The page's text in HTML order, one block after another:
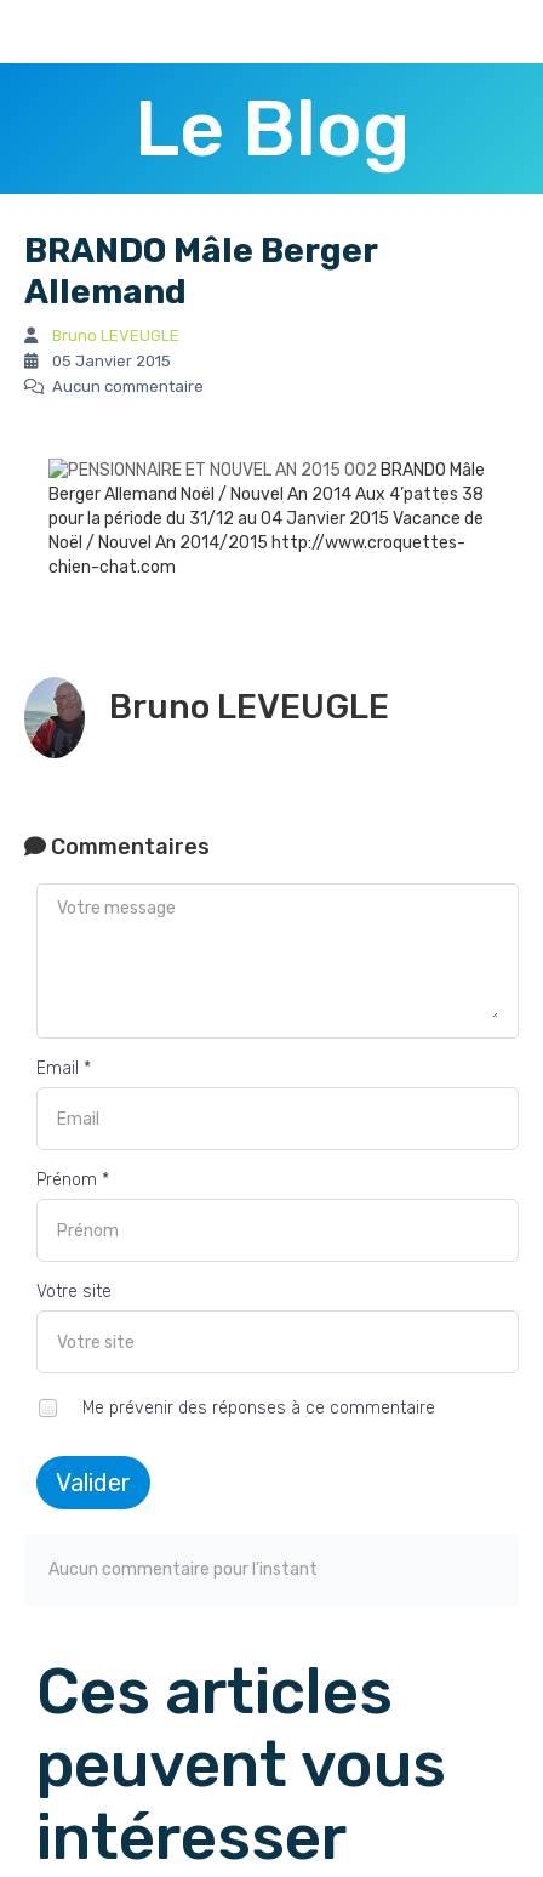
Le Blog
BRANDO Mâle Berger
Allemand
Bruno LEVEUGLE
05 Janvier 2015
Aucun commentaire
BRANDO Mâle
Berger Allemand Noël / Nouvel An 2014 Aux 4’pattes 38
pour la période du 31/12 au 04 Janvier 2015 Vacance de
Noël / Nouvel An 2014/2015 http://www.croquettes-
chien-chat.com
Bruno LEVEUGLE
Commentaires
Email *
Prénom *
Votre site
Me prévenir des réponses à ce commentaire
Valider
Aucun commentaire pour l'instant
Ces articles
peuvent vous
intéresser